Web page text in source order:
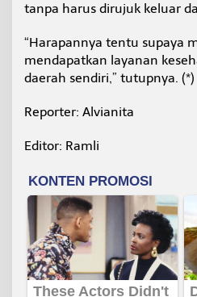
tanpa harus dirujuk keluar
“Harapannya tentu supaya
mendapatkan layanan
daerah sendiri,” tutupnya. (*)
Reporter: Alvianita
Editor: Ramli